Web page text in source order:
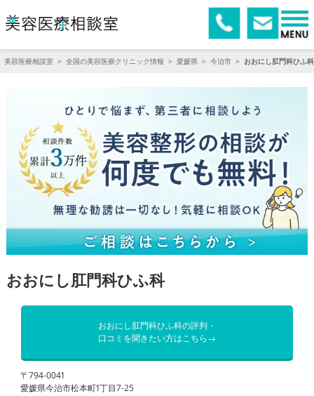
美容医療相談室 > 全国の美容医療クリニック情報 > 愛媛県 > 今治市 > おおにし肛門科ひふ科
おおにし肛門科ひふ科
おおにし肛門科ひふ科の評判・
口コミを聞きたい方はこちら→
〒794-0041
愛媛県今治市松本町1丁目7-25